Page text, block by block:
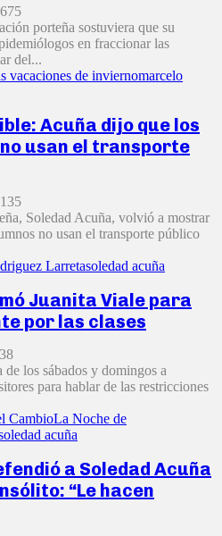
675
porteña sostuviera que su
en fraccionar las
del...
vacaciones de inviernomarcelo
Acuña dijo que los
usan el transporte
Soledad Acuña, volvió a mostrar
no usan el transporte público
Larretasoledad acuña
Juanita Viale para
por las clases
de los sábados y domingos a
para hablar de las restricciones
CambioLa Noche de
acuña
a Soledad Acuña
“Le hacen